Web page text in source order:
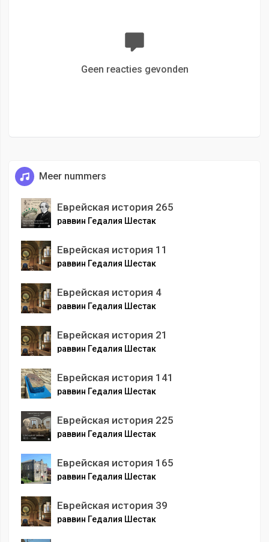
Geen reacties gevonden
Meer nummers
Еврейская история 265
раввин Гедалия Шестак
Еврейская история 11
раввин Гедалия Шестак
Еврейская история 4
раввин Гедалия Шестак
Еврейская история 21
раввин Гедалия Шестак
Еврейская история 141
раввин Гедалия Шестак
Еврейская история 225
раввин Гедалия Шестак
Еврейская история 165
раввин Гедалия Шестак
Еврейская история 39
раввин Гедалия Шестак